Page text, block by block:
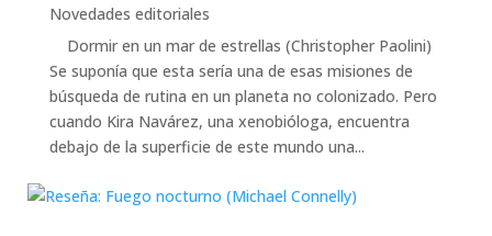
Novedades editoriales
Dormir en un mar de estrellas (Christopher Paolini)
Se suponía que esta sería una de esas misiones de
búsqueda de rutina en un planeta no colonizado. Pero
cuando Kira Navárez, una xenobióloga, encuentra
debajo de la superficie de este mundo una...